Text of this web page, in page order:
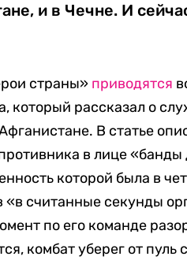
и в Чечне. И
страны» приводятся
который рассказал о
В статье
в лице
которой была в
«в считанные секунды
по его команде
комбат уберег от